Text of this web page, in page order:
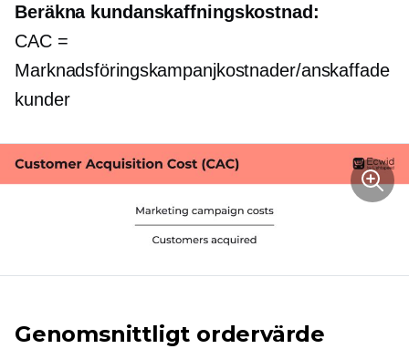
Beräkna kundanskaffningskostnad:
CAC =
Marknadsföringskampanjkostnader/anskaffade
kunder
Genomsnittligt ordervärde